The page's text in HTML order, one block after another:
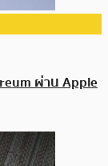
ผ่าน Apple